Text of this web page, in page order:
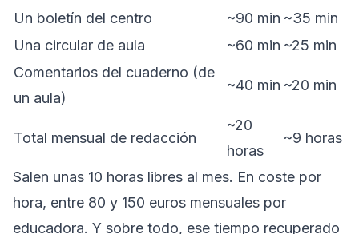
Un boletín del centro
~90 min ~35 min
Una circular de aula
~60 min ~25 min
Comentarios del cuaderno (de
un aula)
~40 min ~20 min
Total mensual de redacción
~20
horas
~9 horas
Salen unas 10 horas libres al mes. En coste por
hora, entre 80 y 150 euros mensuales por
educadora. Y sobre todo, ese tiempo recuperado